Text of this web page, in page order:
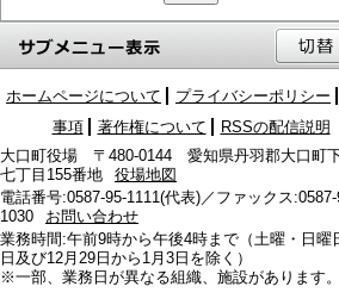
ホームページについて プライバシーポリシー
事項
著作権について
RSSの配信説明
大口町役場 〒480-0144 愛知県丹羽郡大口町
七丁目155番地
役場地図
電話番号:0587-95-1111(代表)／ファックス
1030
お問い合わせ
業務時間:午前9時から午後4時まで（土曜・日曜
日及び12月29日から1月3日を除く）
※一部、業務日が異なる組織、施設があります。